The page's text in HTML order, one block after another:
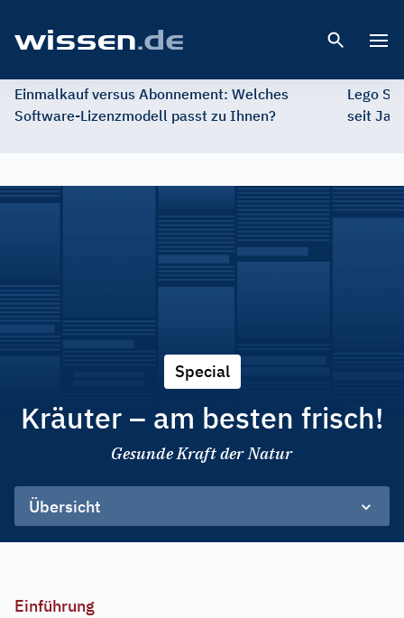
Einmalkauf versus Abonnement: Welches
Software-Lizenzmodell passt zu Ihnen?
Lego
seit
Special
Kräuter – am besten frisch!
Gesunde Kraft der Natur
Übersicht
Einführung